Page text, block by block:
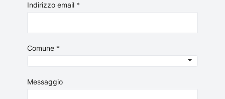
Indirizzo email *
Comune *
Messaggio